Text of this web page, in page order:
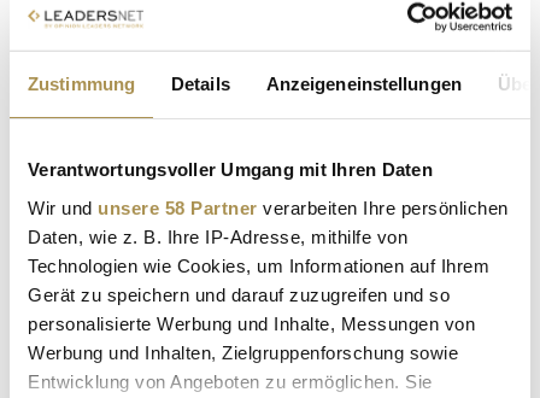
Zustimmung Details Anzeigeneinstellungen
Verantwortungsvoller Umgang mit Ihren Daten
Wir und unsere 58 Partner verarbeiten Ihre persönlichen
Daten, wie z. B. Ihre IP-Adresse, mithilfe von
Technologien wie Cookies, um Informationen auf Ihrem
Gerät zu speichern und darauf zuzugreifen und so
personalisierte Werbung und Inhalte, Messungen von
Werbung und Inhalten, Zielgruppenforschung sowie
Entwicklung von Angeboten zu ermöglichen. Sie